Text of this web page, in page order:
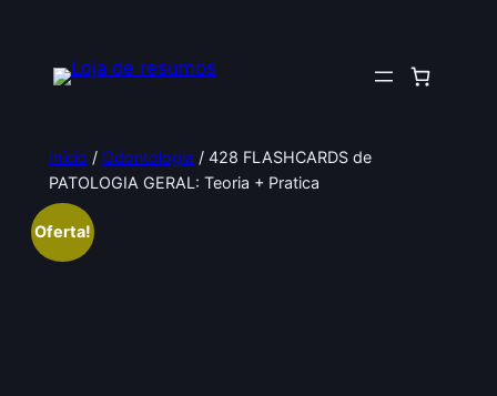
Início / Odontologia / 428 FLASHCARDS de
PATOLOGIA GERAL: Teoria + Pratica
Oferta!